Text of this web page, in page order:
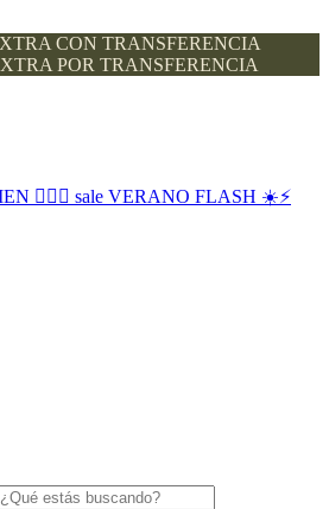
CON TRANSFERENCIA
POR TRANSFERENCIA
🙋🏽‍♂️ sale VERANO FLASH ☀️⚡️